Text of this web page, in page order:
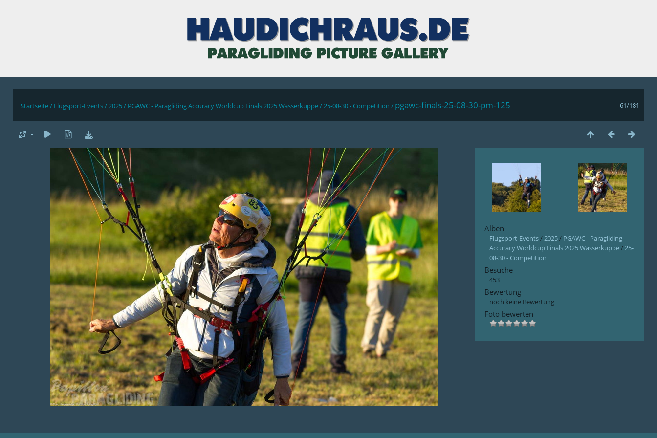
61/181
Startseite/ Flugsport-Events/2025/ PGAWC - Paragliding Accuracy Worldcup Finals 2025 Wasserkuppe/25-08-30 - Competition / pgawc-finals-25-08-30-pm-125
Alben
Flugsport-Events/2025/ PGAWC - Paragliding
Accuracy Worldcup Finals 2025 Wasserkuppe/25-
08-30 - Competition
Besuche
453
Bewertung
noch keine Bewertung
Foto bewerten